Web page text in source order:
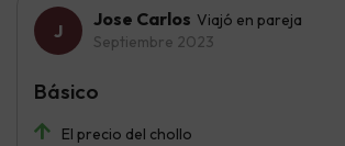
Jose Carlos Viajó en pareja
Septiembre 2023
El precio del chollo
Básico